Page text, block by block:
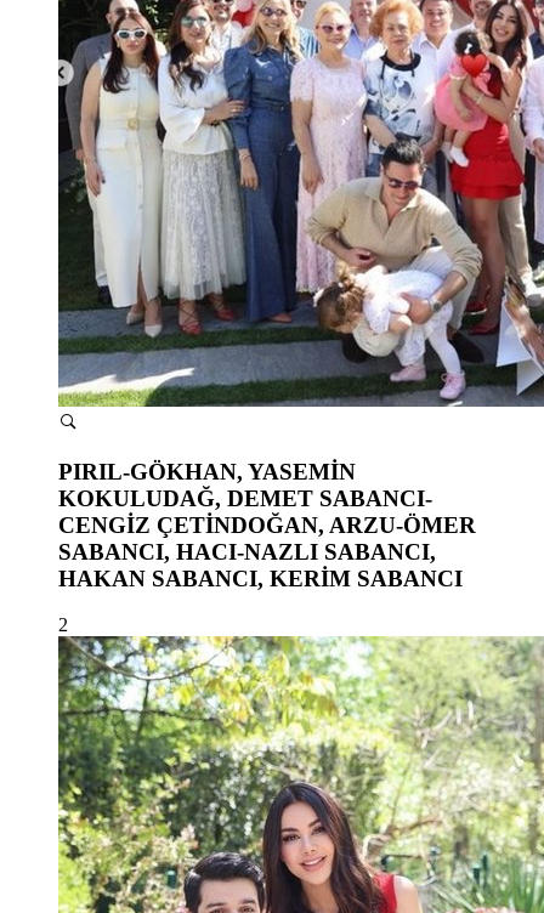
PIRIL-GÖKHAN, YASEMİN
KOKULUDAĞ, DEMET SABANCI-
CENGİZ ÇETİNDOĞAN, ARZU-ÖMER
SABANCI, HACI-NAZLI SABANCI,
HAKAN SABANCI, KERİM SABANCI
2